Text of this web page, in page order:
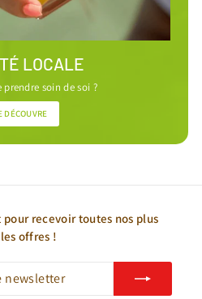
LOCALE
prendre soin de soi ?
DÉCOUVRE
recevoir toutes nos plus
offres !